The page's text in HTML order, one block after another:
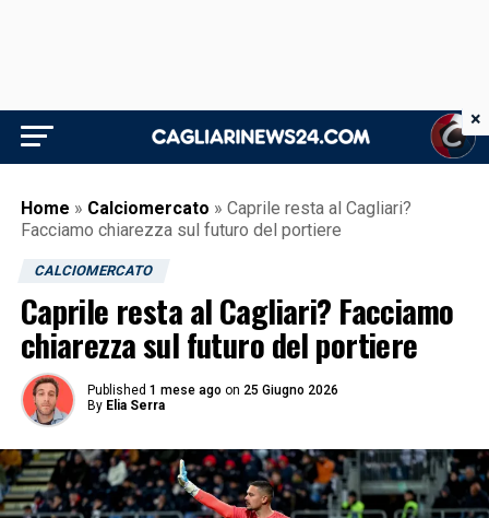
Home » Calciomercato » Caprile resta al Cagliari?
Facciamo chiarezza sul futuro del portiere
CALCIOMERCATO
Caprile resta al Cagliari? Facciamo
chiarezza sul futuro del portiere
Published 1 mese ago on 25 Giugno 2026
By Elia Serra
×